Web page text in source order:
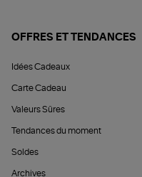
OFFRES ET TENDANCES
Idées Cadeaux
Carte Cadeau
Valeurs Sûres
Tendances du moment
Soldes
Archives